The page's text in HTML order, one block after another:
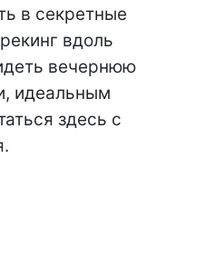
в секретные
вдоль
вечернюю
идеальным
здесь с